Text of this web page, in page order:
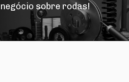
sobre rodas!